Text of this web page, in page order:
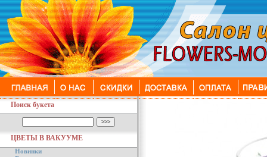
Поиск букета
ЦВЕТЫ В ВАКУУМЕ
Новинки